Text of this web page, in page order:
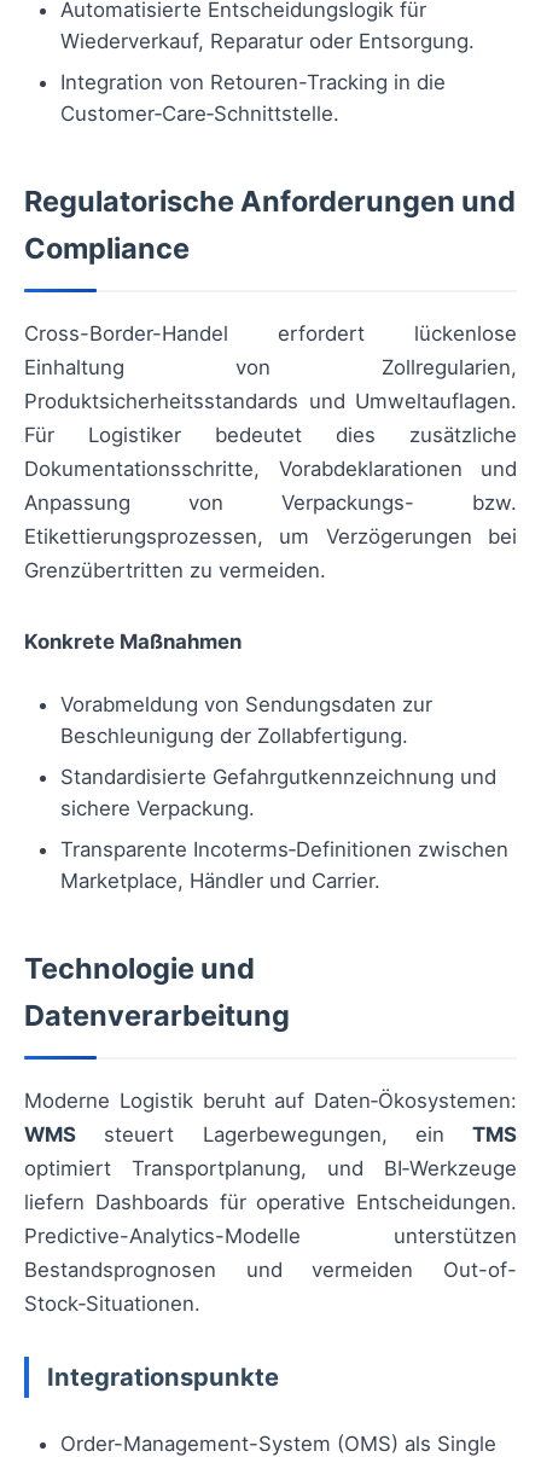
Automatisierte Entscheidungslogik für
Wiederverkauf, Reparatur oder Entsorgung.
Integration von Retouren-Tracking in die
Customer‑Care‑Schnittstelle.
Regulatorische Anforderungen und
Compliance
Cross-Border-Handel erfordert lückenlose
Einhaltung von Zollregularien,
Produktsicherheitsstandards und Umweltauflagen.
Für Logistiker bedeutet dies zusätzliche
Dokumentationsschritte, Vorabdeklarationen und
Anpassung von Verpackungs- bzw.
Etikettierungsprozessen, um Verzögerungen bei
Grenzübertritten zu vermeiden.
Konkrete Maßnahmen
Vorabmeldung von Sendungsdaten zur
Beschleunigung der Zollabfertigung.
Standardisierte Gefahrgutkennzeichnung und
sichere Verpackung.
Transparente Incoterms‑Definitionen zwischen
Marketplace, Händler und Carrier.
Technologie und
Datenverarbeitung
Moderne Logistik beruht auf Daten‑Ökosystemen:
WMS steuert Lagerbewegungen, ein TMS
optimiert Transportplanung, und BI‑Werkzeuge
liefern Dashboards für operative Entscheidungen.
Predictive-Analytics-Modelle unterstützen
Bestandsprognosen und vermeiden Out-of-
Stock‑Situationen.
Integrationspunkte
Order-Management-System (OMS) als Single